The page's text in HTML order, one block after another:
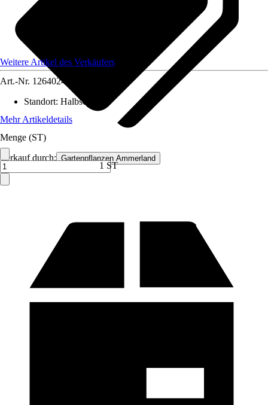
Verkauf durch: Gartenpflanzen Ammerland
Weitere Artikel des Verkäufers
Art.-Nr. 12640248
Standort: Halbschatten
Mehr Artikeldetails
Menge (ST)
1 ST